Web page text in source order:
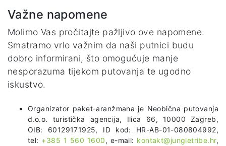
Važne napomene
Molimo Vas pročitajte pažljivo ove napomene.
Smatramo vrlo važnim da naši putnici budu
dobro informirani, što omogućuje manje
nesporazuma tijekom putovanja te ugodno
iskustvo.
Organizator paket-aranžmana je Neobična putovanja
d.o.o. turistička agencija, Ilica 66, 10000 Zagreb,
OIB: 60129171925, ID kod: HR-AB-01-080804992,
tel: +385 1 560 1600, e-mail: kontakt@jungletribe.hr,